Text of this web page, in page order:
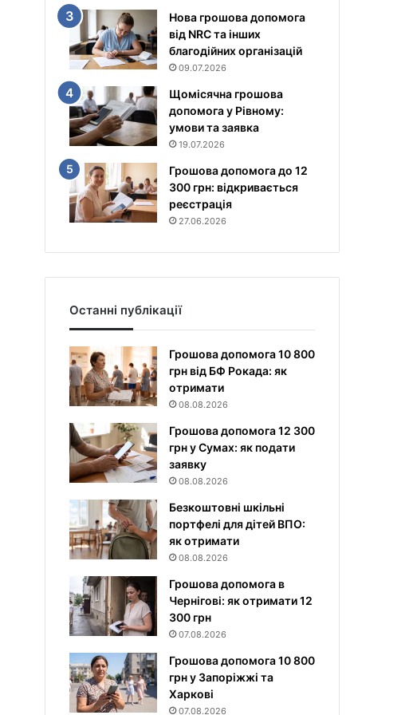
Нова грошова допомога
від NRC та інших
благодійних організацій
09.07.2026
Щомісячна грошова
допомога у Рівному:
умови та заявка
19.07.2026
Грошова допомога до 12
300 грн: відкривається
реєстрація
27.06.2026
Останні публікації
Грошова допомога 10 800
грн від БФ Рокада: як
отримати
08.08.2026
Грошова допомога 12 300
грн у Сумах: як подати
заявку
08.08.2026
Безкоштовні шкільні
портфелі для дітей ВПО:
як отримати
08.08.2026
Грошова допомога в
Чернігові: як отримати 12
300 грн
07.08.2026
Грошова допомога 10 800
грн у Запоріжжі та
Харкові
07.08.2026